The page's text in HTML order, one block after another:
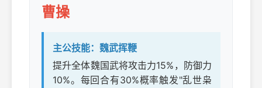
曹操
主公技能：魏武挥鞭
提升全体魏国武将攻击力15%，防御力
10%。每回合有30%概率触发"乱世枭